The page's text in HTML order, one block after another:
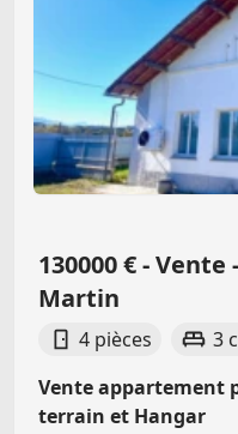
130000 € -
Martin
4 pièces 3
Vente appartement
terrain et Hangar